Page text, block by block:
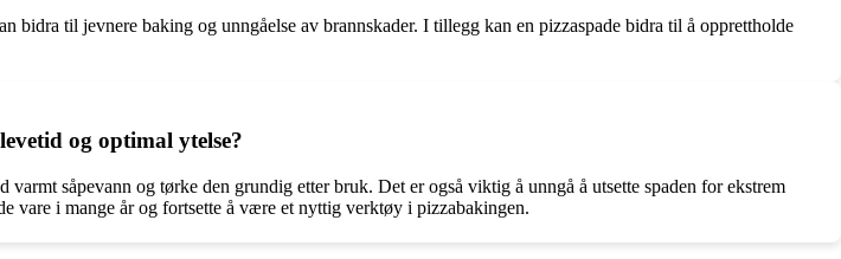
til jevnere baking og unngåelse av brannskader. I tillegg kan en pizzaspade bidra til å opprettholde
og optimal ytelse?
såpevann og tørke den grundig etter bruk. Det er også viktig å unngå å utsette spaden for ekstrem
vare i mange år og fortsette å være et nyttig verktøy i pizzabakingen.